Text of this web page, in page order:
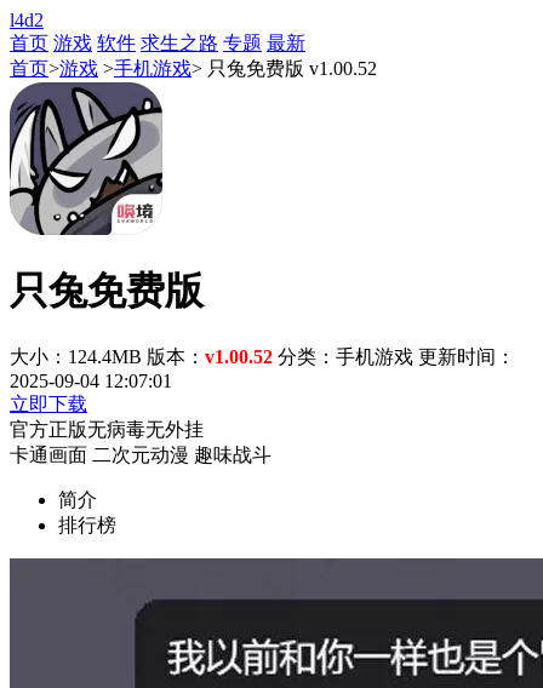
l4d2
首页 游戏 软件 求生之路 专题 最新
首页>游戏 >手机游戏> 只兔免费版 v1.00.52
只兔免费版
大小：124.4MB 版本： v1.00.52 分类：手机游戏 更新时间：
2025-09-04 12:07:01
立即下载
官方正版无病毒无外挂
卡通画面 二次元动漫 趣味战斗
简介
排行榜